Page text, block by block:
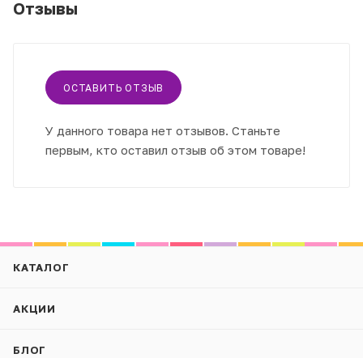
Отзывы
ОСТАВИТЬ ОТЗЫВ
У данного товара нет отзывов. Станьте
первым, кто оставил отзыв об этом товаре!
КАТАЛОГ
АКЦИИ
БЛОГ